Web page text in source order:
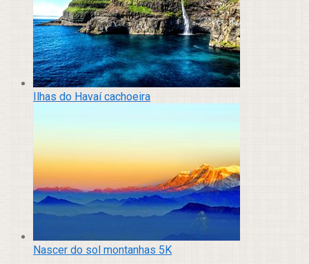
Ilhas do Havaí cachoeira
Nascer do sol montanhas 5K